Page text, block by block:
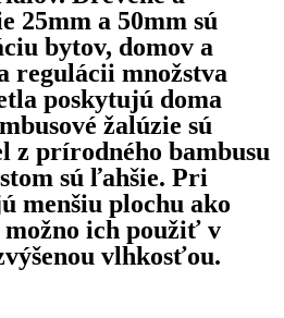
25mm a 50mm sú
bytov, domov a
regulácii množstva
poskytujú doma
žalúzie sú
z prírodného bambusu
sú ľahšie. Pri
menšiu plochu ako
možno ich použiť v
vlhkosťou.